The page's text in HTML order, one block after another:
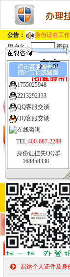
公告：
身份证在工
用户名：
密码
广东
[切换城市]
遗
热门证件： 提单/保
城晚报 深圳特区报
报纸刊例： 广州日报
在线挂失
易达个人证件及身
1755025948
2213292133
QQ客服交谈
QQ客服交谈
TEL:400-687-2288
168858338